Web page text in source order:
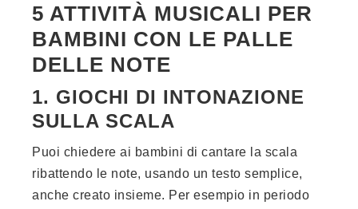
5 ATTIVITÀ MUSICALI PER
BAMBINI CON LE PALLE
DELLE NOTE
1. GIOCHI DI INTONAZIONE
SULLA SCALA
Puoi chiedere ai bambini di cantare la scala
ribattendo le note, usando un testo semplice,
anche creato insieme. Per esempio in periodo